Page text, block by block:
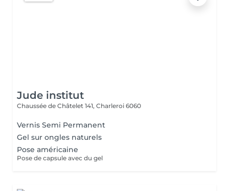
Jude institut
Chaussée de Châtelet 141, Charleroi 6060
Vernis Semi Permanent
Gel sur ongles naturels
Pose américaine
Pose de capsule avec du gel